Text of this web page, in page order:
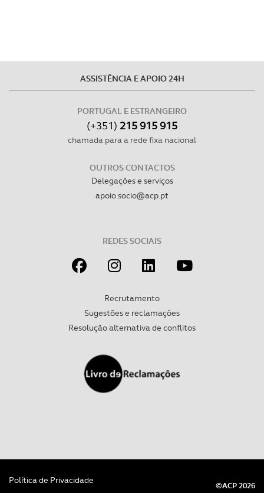
ASSISTÊNCIA E APOIO 24H
PORTUGAL E ESTRANGEIRO
(+351) 215 915 915
chamada para a rede fixa nacional
OUTROS CONTACTOS
Delegações e serviços
apoio.socio@acp.pt
REDES SOCIAIS
Recrutamento
Sugestões e reclamações
Resolução alternativa de conflitos
Política de Privacidade
©ACP 2026